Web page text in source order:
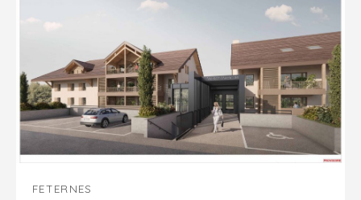
FETERNES